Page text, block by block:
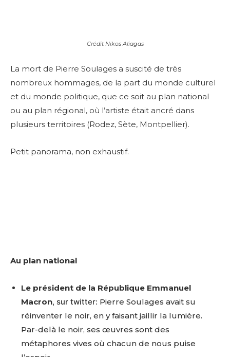
Crédit Nikos Aliagas
La mort de Pierre Soulages a suscité de très
nombreux hommages, de la part du monde culturel
et du monde politique, que ce soit au plan national
ou au plan régional, où l’artiste était ancré dans
plusieurs territoires (Rodez, Sète, Montpellier).
Petit panorama, non exhaustif.
Au plan national
Le président de la République Emmanuel
Macron, sur twitter: Pierre Soulages avait su
réinventer le noir, en y faisant jaillir la lumière.
Par-delà le noir, ses œuvres sont des
métaphores vives où chacun de nous puise